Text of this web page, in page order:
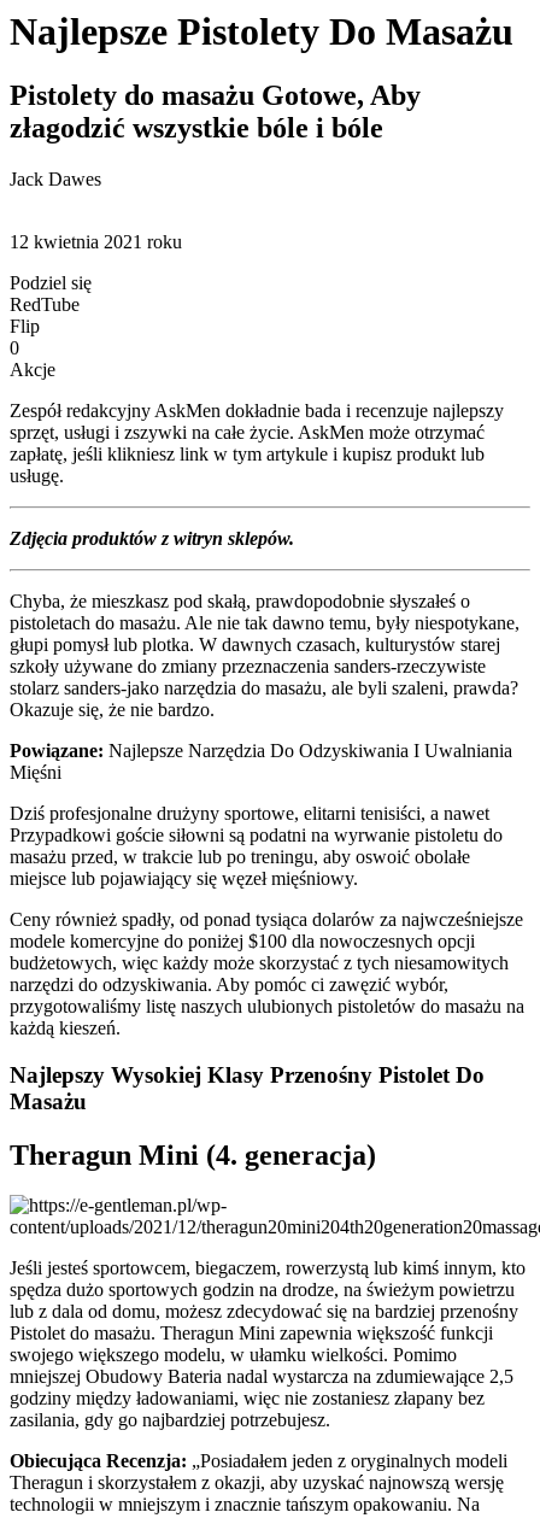
Najlepsze Pistolety Do Masażu
Pistolety do masażu Gotowe, Aby
złagodzić wszystkie bóle i bóle
Jack Dawes
12 kwietnia 2021 roku
Podziel się
RedTube
Flip
0
Akcje
Zespół redakcyjny AskMen dokładnie bada i recenzuje najlepszy
sprzęt, usługi i zszywki na całe życie. AskMen może otrzymać
zapłatę, jeśli klikniesz link w tym artykule i kupisz produkt lub
usługę.
Zdjęcia produktów z witryn sklepów.
Chyba, że mieszkasz pod skałą, prawdopodobnie słyszałeś o
pistoletach do masażu. Ale nie tak dawno temu, były niespotykane,
głupi pomysł lub plotka. W dawnych czasach, kulturystów starej
szkoły używane do zmiany przeznaczenia sanders-rzeczywiste
stolarz sanders-jako narzędzia do masażu, ale byli szaleni, prawda?
Okazuje się, że nie bardzo.
Powiązane: Najlepsze Narzędzia Do Odzyskiwania I Uwalniania
Mięśni
Dziś profesjonalne drużyny sportowe, elitarni tenisiści, a nawet
Przypadkowi goście siłowni są podatni na wyrwanie pistoletu do
masażu przed, w trakcie lub po treningu, aby oswoić obolałe
miejsce lub pojawiający się węzeł mięśniowy.
Ceny również spadły, od ponad tysiąca dolarów za najwcześniejsze
modele komercyjne do poniżej $100 dla nowoczesnych opcji
budżetowych, więc każdy może skorzystać z tych niesamowitych
narzędzi do odzyskiwania. Aby pomóc ci zawęzić wybór,
przygotowaliśmy listę naszych ulubionych pistoletów do masażu na
każdą kieszeń.
Najlepszy Wysokiej Klasy Przenośny Pistolet Do
Masażu
Theragun Mini (4. generacja)
Jeśli jesteś sportowcem, biegaczem, rowerzystą lub kimś innym, kto
spędza dużo sportowych godzin na drodze, na świeżym powietrzu
lub z dala od domu, możesz zdecydować się na bardziej przenośny
Pistolet do masażu. Theragun Mini zapewnia większość funkcji
swojego większego modelu, w ułamku wielkości. Pomimo
mniejszej Obudowy Bateria nadal wystarcza na zdumiewające 2,5
godziny między ładowaniami, więc nie zostaniesz złapany bez
zasilania, gdy go najbardziej potrzebujesz.
Obiecująca Recenzja: „Posiadałem jeden z oryginalnych modeli
Theragun i skorzystałem z okazji, aby uzyskać najnowszą wersję
technologii w mniejszym i znacznie tańszym opakowaniu. Na